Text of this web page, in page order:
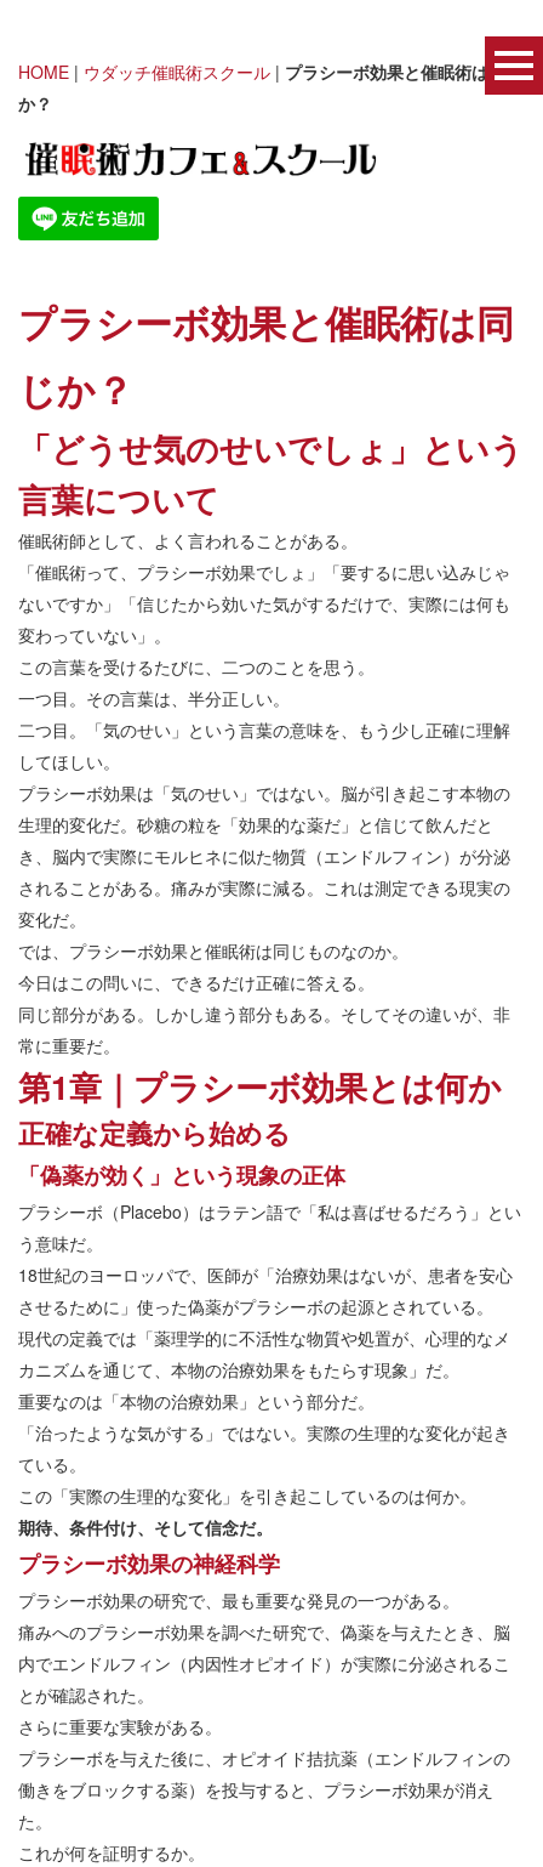
HOME | ウダッチ催眠術スクール | プラシーボ効果と催眠術は同じ
か？
プラシーボ効果と催眠術は同
じか？
「どうせ気のせいでしょ」という
言葉について
催眠術師として、よく言われることがある。
「催眠術って、プラシーボ効果でしょ」「要するに思い込みじゃ
ないですか」「信じたから効いた気がするだけで、実際には何も
変わっていない」。
この言葉を受けるたびに、二つのことを思う。
一つ目。その言葉は、半分正しい。
二つ目。「気のせい」という言葉の意味を、もう少し正確に理解
してほしい。
プラシーボ効果は「気のせい」ではない。脳が引き起こす本物の
生理的変化だ。砂糖の粒を「効果的な薬だ」と信じて飲んだと
き、脳内で実際にモルヒネに似た物質（エンドルフィン）が分泌
されることがある。痛みが実際に減る。これは測定できる現実の
変化だ。
では、プラシーボ効果と催眠術は同じものなのか。
今日はこの問いに、できるだけ正確に答える。
同じ部分がある。しかし違う部分もある。そしてその違いが、非
常に重要だ。
第1章｜プラシーボ効果とは何か
正確な定義から始める
「偽薬が効く」という現象の正体
プラシーボ（Placebo）はラテン語で「私は喜ばせるだろう」とい
う意味だ。
18世紀のヨーロッパで、医師が「治療効果はないが、患者を安心
させるために」使った偽薬がプラシーボの起源とされている。
現代の定義では「薬理学的に不活性な物質や処置が、心理的なメ
カニズムを通じて、本物の治療効果をもたらす現象」だ。
重要なのは「本物の治療効果」という部分だ。
「治ったような気がする」ではない。実際の生理的な変化が起き
ている。
この「実際の生理的な変化」を引き起こしているのは何か。
期待、条件付け、そして信念だ。
プラシーボ効果の神経科学
プラシーボ効果の研究で、最も重要な発見の一つがある。
痛みへのプラシーボ効果を調べた研究で、偽薬を与えたとき、脳
内でエンドルフィン（内因性オピオイド）が実際に分泌されるこ
とが確認された。
さらに重要な実験がある。
プラシーボを与えた後に、オピオイド拮抗薬（エンドルフィンの
働きをブロックする薬）を投与すると、プラシーボ効果が消え
た。
これが何を証明するか。